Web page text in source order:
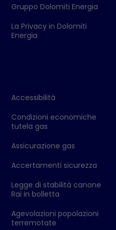
Gruppo Dolomiti Energia
La Privacy in Dolomiti
Energia
Accessibilità
Condizioni economiche
tutela gas
Assicurazione gas
Accertamenti sicurezza
Legge di stabilità canone
Rai in bolletta
Agevolazioni popolazioni
terremotate